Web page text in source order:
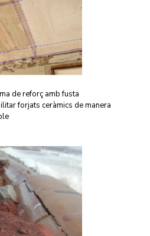
de reforç amb fusta
forjats ceràmics de manera